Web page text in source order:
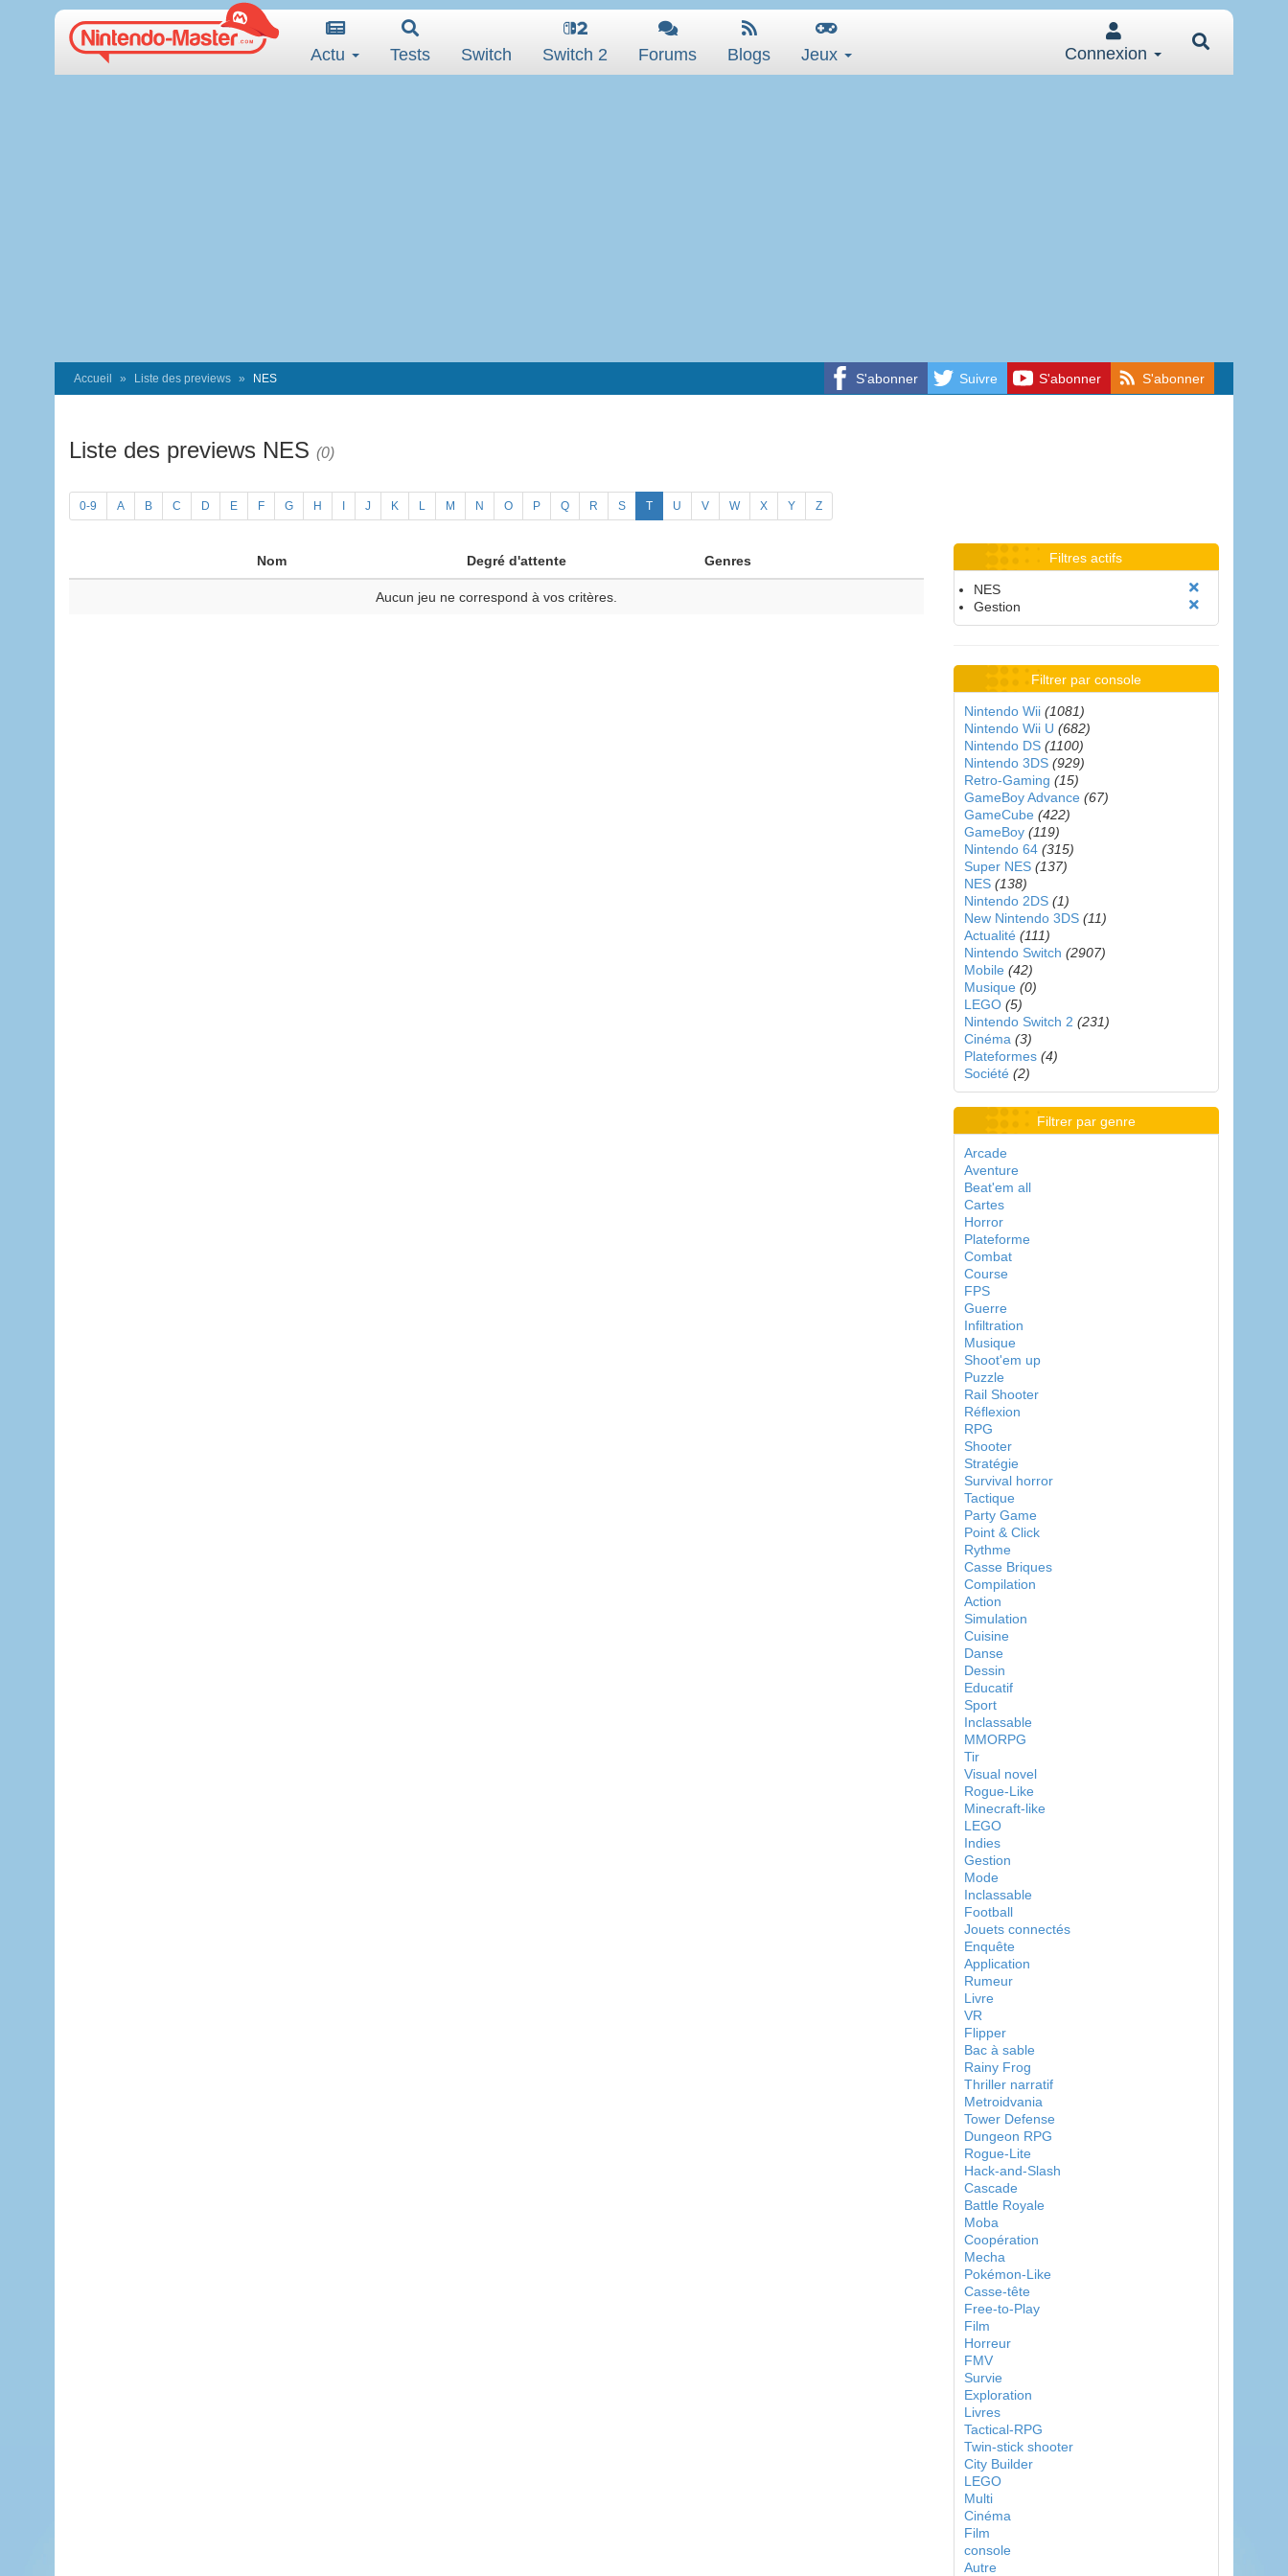
Actu Tests Switch Switch 2 Forums Blogs Jeux Connexion
S'abonner Suivre S'abonner S'abonner
Accueil Liste des previews NES
Liste des previews NES (0)
0-9 A B C D E F G H J K L M N O P Q R S T U V W X Y Z
Nom Degré d'attente Genres
Aucun jeu ne correspond à vos critères.
Filtres actifs
NES
Gestion
Filtrer par console
Nintendo Wii (1081)
Nintendo Wii U (682)
Nintendo DS (1100)
Nintendo 3DS (929)
Retro-Gaming (15)
GameBoy Advance (67)
GameCube (422)
GameBoy (119)
Nintendo 64 (315)
Super NES (137)
NES (138)
Nintendo 2DS (1)
New Nintendo 3DS (11)
Actualité (111)
Nintendo Switch (2907)
Mobile (42)
Musique (0)
LEGO (5)
Nintendo Switch 2 (231)
Cinéma (3)
Plateformes (4)
Société (2)
Filtrer par genre
Arcade
Aventure
Beat'em all
Cartes
Horror
Plateforme
Combat
Course
FPS
Guerre
Infiltration
Musique
Shoot'em up
Puzzle
Rail Shooter
Réflexion
RPG
Shooter
Stratégie
Survival horror
Tactique
Party Game
Point & Click
Rythme
Casse Briques
Compilation
Action
Simulation
Cuisine
Danse
Dessin
Educatif
Sport
Inclassable
MMORPG
Tir
Visual novel
Rogue-Like
Minecraft-like
LEGO
Indies
Gestion
Mode
Inclassable
Football
Jouets connectés
Enquête
Application
Rumeur
Livre
VR
Flipper
Bac à sable
Rainy Frog
Thriller narratif
Metroidvania
Tower Defense
Dungeon RPG
Rogue-Lite
Hack-and-Slash
Cascade
Battle Royale
Moba
Coopération
Mecha
Pokémon-Like
Casse-tête
Free-to-Play
Film
Horreur
FMV
Survie
Exploration
Livres
Tactical-RPG
Twin-stick shooter
City Builder
LEGO
Multi
Cinéma
Film
console
Autre